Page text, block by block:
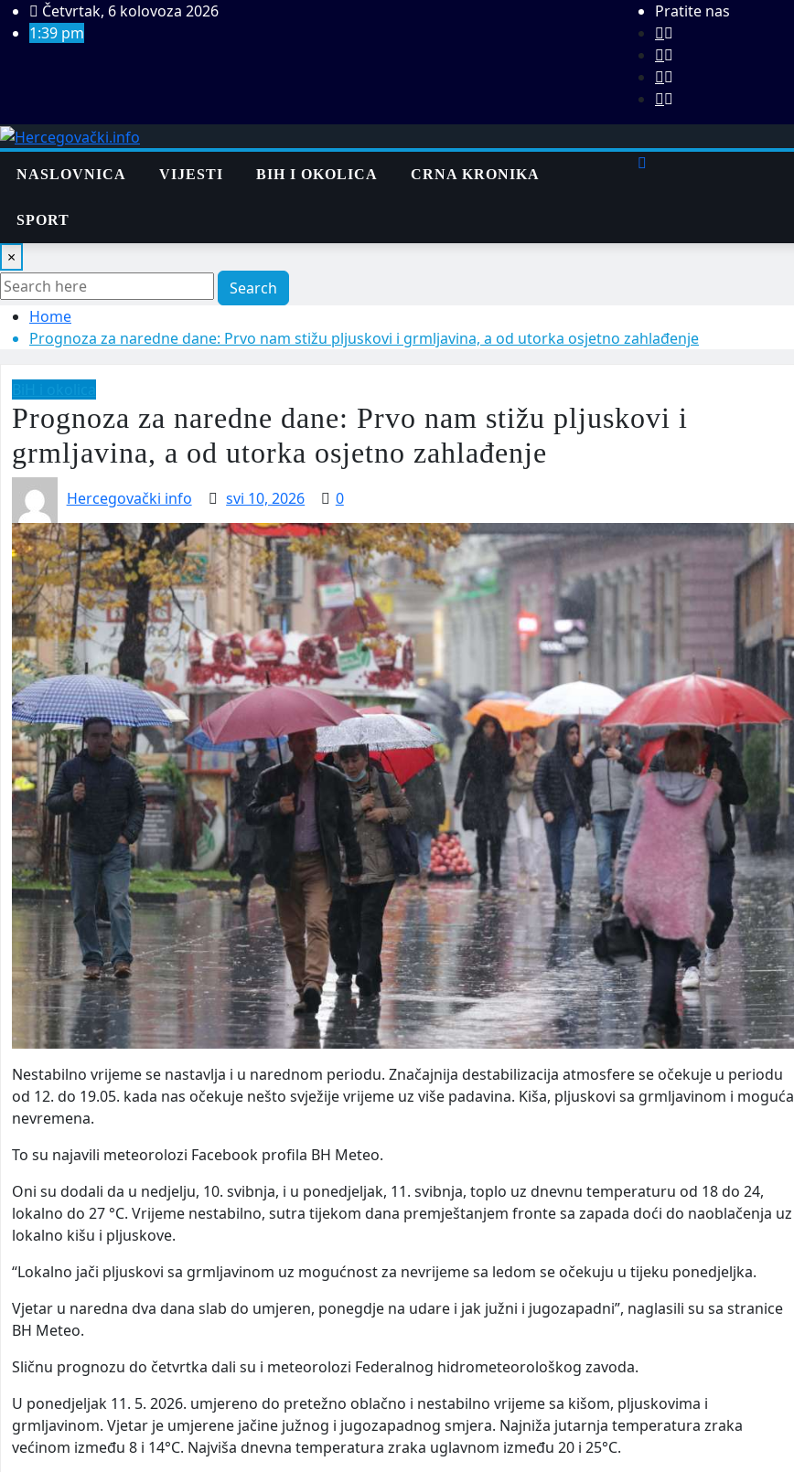
Skip
to
Četvrtak, 6 kolovoza 2026
1:39 pm
Pratite nas
NASLOVNICA VIJESTI BIH I OKOLICA CRNA KRONIKA
SPORT
×
Search
Home
Prognoza za naredne dane: Prvo nam stižu pljuskovi i grmljavina, a od utorka osjetno zahlađenje
Prognoza za naredne dane: Prvo nam stižu pljuskovi i
grmljavina, a od utorka osjetno zahlađenje
Hercegovački info svi 10, 2026 0
Nestabilno vrijeme se nastavlja i u narednom periodu. Značajnija destabilizacija atmosfere se očekuje u periodu
od 12. do 19.05. kada nas očekuje nešto svježije vrijeme uz više padavina. Kiša, pljuskovi sa grmljavinom i moguća
nevremena.
To su najavili meteorolozi Facebook profila BH Meteo.
Oni su dodali da u nedjelju, 10. svibnja, i u ponedjeljak, 11. svibnja, toplo uz dnevnu temperaturu od 18 do 24,
lokalno do 27 °C. Vrijeme nestabilno, sutra tijekom dana premještanjem fronte sa zapada doći do naoblačenja uz
lokalno kišu i pljuskove.
“Lokalno jači pljuskovi sa grmljavinom uz mogućnost za nevrijeme sa ledom se očekuju u tijeku ponedjeljka.
Vjetar u naredna dva dana slab do umjeren, ponegdje na udare i jak južni i jugozapadni”, naglasili su sa stranice
BH Meteo.
Sličnu prognozu do četvrtka dali su i meteorolozi Federalnog hidrometeorološkog zavoda.
U ponedjeljak 11. 5. 2026. umjereno do pretežno oblačno i nestabilno vrijeme sa kišom, pljuskovima i
grmljavinom. Vjetar je umjerene jačine južnog i jugozapadnog smjera. Najniža jutarnja temperatura zraka
većinom između 8 i 14°C. Najviša dnevna temperatura zraka uglavnom između 20 i 25°C.